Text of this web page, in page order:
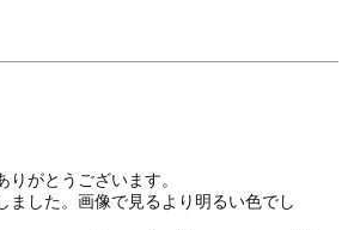
がとうございます。
ました。画像で見るより明るい色でし